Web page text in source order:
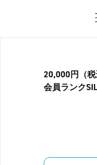
20,000円（税
会員ランク